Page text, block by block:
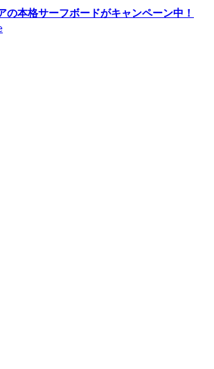
の本格サーフボードがキャンペーン中！